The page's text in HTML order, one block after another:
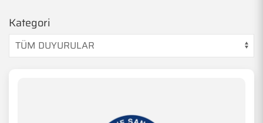
Kategori